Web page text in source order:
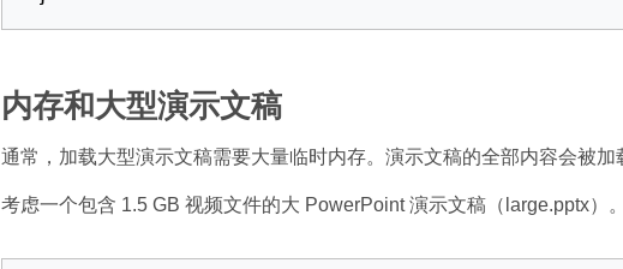
内存和大型演示文稿
通常，加载大型演示文稿需要大量临时内存。演示文稿的全部内容会被加
考虑一个包含 1.5 GB 视频文件的大 PowerPoint 演示文稿（large.pptx）